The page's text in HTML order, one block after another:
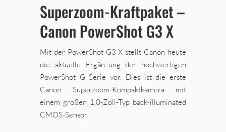
Superzoom-Kraftpaket –
Canon PowerShot G3 X
Mit der PowerShot G3 X stellt Canon heute
die aktuelle Ergänzung der hochwertigen
PowerShot G Serie vor. Dies ist die erste
Canon Superzoom-Kompaktkamera mit
einem großen 1,0-Zoll-Typ back-illuminated
CMOS-Sensor.